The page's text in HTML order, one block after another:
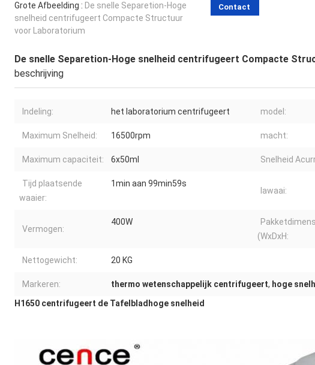
Grote Afbeelding : De snelle Separetion-Hoge
snelheid centrifugeert Compacte Structuur
voor Laboratorium
Contact
De snelle Separetion-Hoge snelheid centrifugeert Compacte
beschrijving
Indeling: het laboratorium centrifugeert model:
Maximum Snelheid: 16500rpm macht:
Maximum capaciteit: 6x50ml Snelheid
Tijd plaatsende
waaier:
1min aan 99min59s
lawaai:
Vermogen:
400W
(WxDxH:
Nettogewicht: 20 KG
Markeren: thermo wetenschappelijk centrifugeert, hoge
H1650 centrifugeert de Tafelbladhoge snelheid